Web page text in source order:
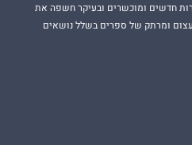
חדשים ומוכשרים ובעיקר חשפה את
ומרתק של ספרים בשלל נושאים